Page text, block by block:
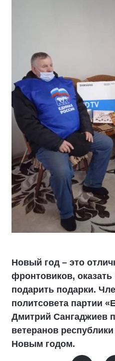
Новый год – это
фронтовиков,
подарить подарки.
политсовета партии
Дмитрий Сангаджиев
ветеранов
Новым годом.